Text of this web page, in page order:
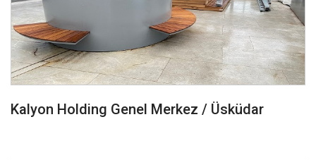
Kalyon Holding Genel Merkez / Üsküdar